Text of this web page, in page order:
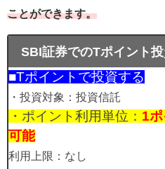
ことができます。
SBI証券でのTポイント
■Tポイントで投資する
・投資対象：投資信託
・ポイント利用単位： 1
可能
利用上限：なし